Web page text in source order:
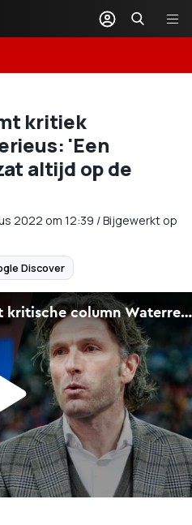
kritiek
'Een
altijd op de
2022 om 12:39 /Bijgewerkt op
Discover